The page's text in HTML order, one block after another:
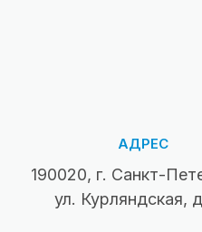
АДРЕС
190020, г. Санкт-
ул. Курляндская,